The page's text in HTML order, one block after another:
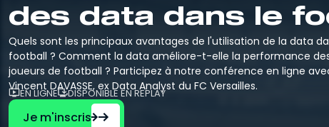
Agent de Joueurs FFF
Pour se préparer à l'examen d'agent FFF.
Entraîneur
Pour se préparer au métier de coach et
d'éducateur.
des data dans le
Quels sont les principaux avantages de l'utilisation de la data
football ? Comment la data améliore-t-elle la performance
joueurs de football ? Participez à notre conférence en ligne
Vincent DAVASSE, ex Data Analyst du FC Versailles.
EN LIGNE DISPONIBLE EN REPLAY
Je m'inscris